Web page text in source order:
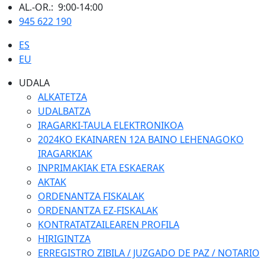
AL.-OR.: 9:00-14:00
945 622 190
ES
EU
UDALA
ALKATETZA
UDALBATZA
IRAGARKI-TAULA ELEKTRONIKOA
2024KO EKAINAREN 12A BAINO LEHENAGOKO
IRAGARKIAK
INPRIMAKIAK ETA ESKAERAK
AKTAK
ORDENANTZA FISKALAK
ORDENANTZA EZ-FISKALAK
KONTRATATZAILEAREN PROFILA
HIRIGINTZA
ERREGISTRO ZIBILA / JUZGADO DE PAZ / NOTARIO